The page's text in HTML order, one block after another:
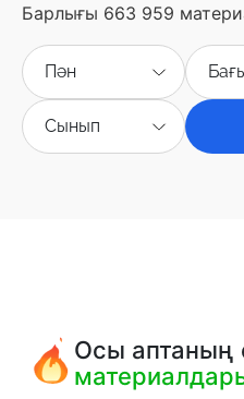
Барлығы 663 959
Пән
Сынып
Осы